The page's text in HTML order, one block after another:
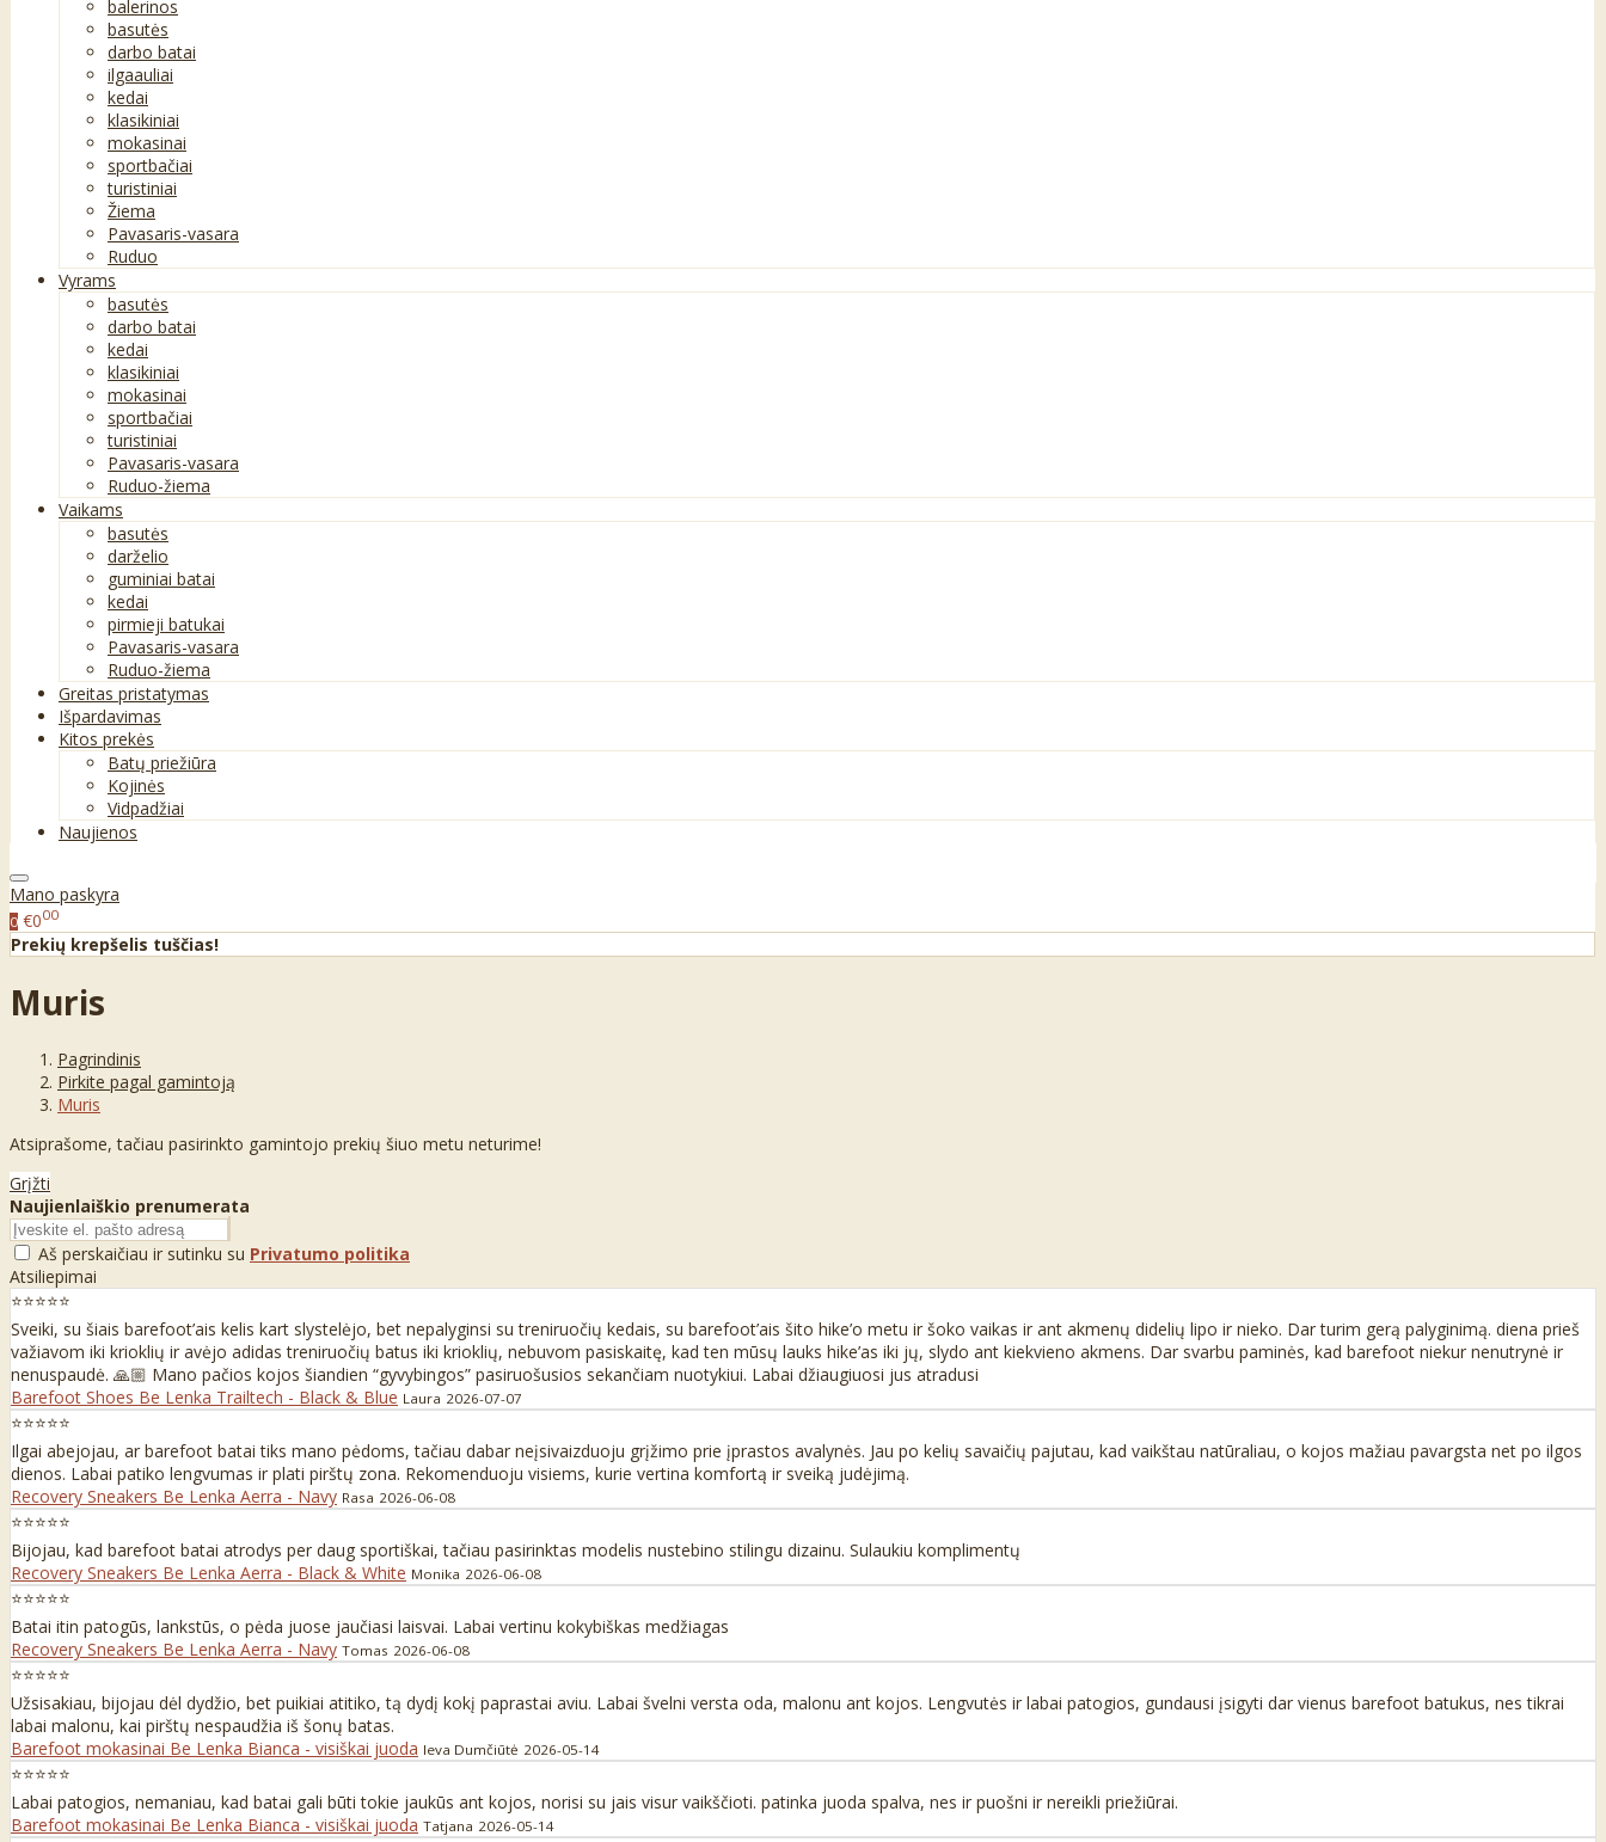
balerinos
basutės
darbo batai
ilgaauliai
kedai
klasikiniai
mokasinai
sportbačiai
turistiniai
Žiema
Pavasaris-vasara
Ruduo
Vyrams
basutės
darbo batai
kedai
klasikiniai
mokasinai
sportbačiai
turistiniai
Pavasaris-vasara
Ruduo-žiema
Vaikams
basutės
darželio
guminiai batai
kedai
pirmieji batukai
Pavasaris-vasara
Ruduo-žiema
Greitas pristatymas
Išpardavimas
Kitos prekės
Batų priežiūra
Kojinės
Vidpadžiai
Naujienos
Mano paskyra
0 €000
Prekių krepšelis tuščias!
Muris
Pagrindinis
Pirkite pagal gamintoją
Muris
Atsiprašome, tačiau pasirinkto gamintojo prekių šiuo metu neturime!
Grįžti
Naujienlaiškio prenumerata
Aš perskaičiau ir sutinku su Privatumo politika
Atsiliepimai
⭐⭐⭐⭐⭐
Sveiki, su šiais barefoot’ais kelis kart slystelėjo, bet nepalyginsi su treniruočių kedais, su barefoot’ais šito hike’o metu ir šoko vaikas ir ant akmenų didelių lipo ir nieko. Dar turim gerą palyginimą. diena prieš
važiavom iki krioklių ir avėjo adidas treniruočių batus iki krioklių, nebuvom pasiskaitę, kad ten mūsų lauks hike’as iki jų, slydo ant kiekvieno akmens. Dar svarbu paminės, kad barefoot niekur nenutrynė ir
nenuspaudė. 🙏🏼 Mano pačios kojos šiandien “gyvybingos” pasiruošusios sekančiam nuotykiui. Labai džiaugiuosi jus atradusi
Barefoot Shoes Be Lenka Trailtech - Black & Blue Laura 2026-07-07
⭐⭐⭐⭐⭐
Ilgai abejojau, ar barefoot batai tiks mano pėdoms, tačiau dabar neįsivaizduoju grįžimo prie įprastos avalynės. Jau po kelių savaičių pajutau, kad vaikštau natūraliau, o kojos mažiau pavargsta net po ilgos
dienos. Labai patiko lengvumas ir plati pirštų zona. Rekomenduoju visiems, kurie vertina komfortą ir sveiką judėjimą.
Recovery Sneakers Be Lenka Aerra - Navy Rasa 2026-06-08
⭐⭐⭐⭐⭐
Bijojau, kad barefoot batai atrodys per daug sportiškai, tačiau pasirinktas modelis nustebino stilingu dizainu. Sulaukiu komplimentų
Recovery Sneakers Be Lenka Aerra - Black & White Monika 2026-06-08
⭐⭐⭐⭐⭐
Batai itin patogūs, lankstūs, o pėda juose jaučiasi laisvai. Labai vertinu kokybiškas medžiagas
Recovery Sneakers Be Lenka Aerra - Navy Tomas 2026-06-08
⭐⭐⭐⭐⭐
Užsisakiau, bijojau dėl dydžio, bet puikiai atitiko, tą dydį kokį paprastai aviu. Labai švelni versta oda, malonu ant kojos. Lengvutės ir labai patogios, gundausi įsigyti dar vienus barefoot batukus, nes tikrai
labai malonu, kai pirštų nespaudžia iš šonų batas.
Barefoot mokasinai Be Lenka Bianca - visiškai juoda Ieva Dumčiūtė 2026-05-14
⭐⭐⭐⭐⭐
Labai patogios, nemaniau, kad batai gali būti tokie jaukūs ant kojos, norisi su jais visur vaikščioti. patinka juoda spalva, nes ir puošni ir nereikli priežiūrai.
Barefoot mokasinai Be Lenka Bianca - visiškai juoda Tatjana 2026-05-14